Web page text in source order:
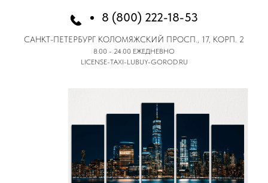
8 (800) 222-18-53
САНКТ-ПЕТЕРБУРГ КОЛОМЯЖСКИЙ ПРОСП., 17, КОРП. 2
8:00 - 24:00 ЕЖЕДНЕВНО
LICENSE-TAXI-LUBUY-GOROD.RU